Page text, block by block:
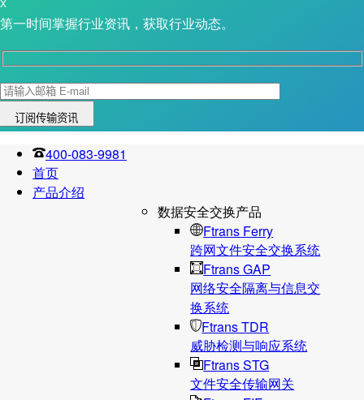
X
第一时间掌握行业资讯，获取行业动态。
400-083-9981
首页
产品介绍
数据安全交换产品
Ftrans Ferry
跨网文件安全交换系统
Ftrans GAP
网络安全隔离与信息交
换系统
Ftrans TDR
威胁检测与响应系统
Ftrans STG
文件安全传输网关